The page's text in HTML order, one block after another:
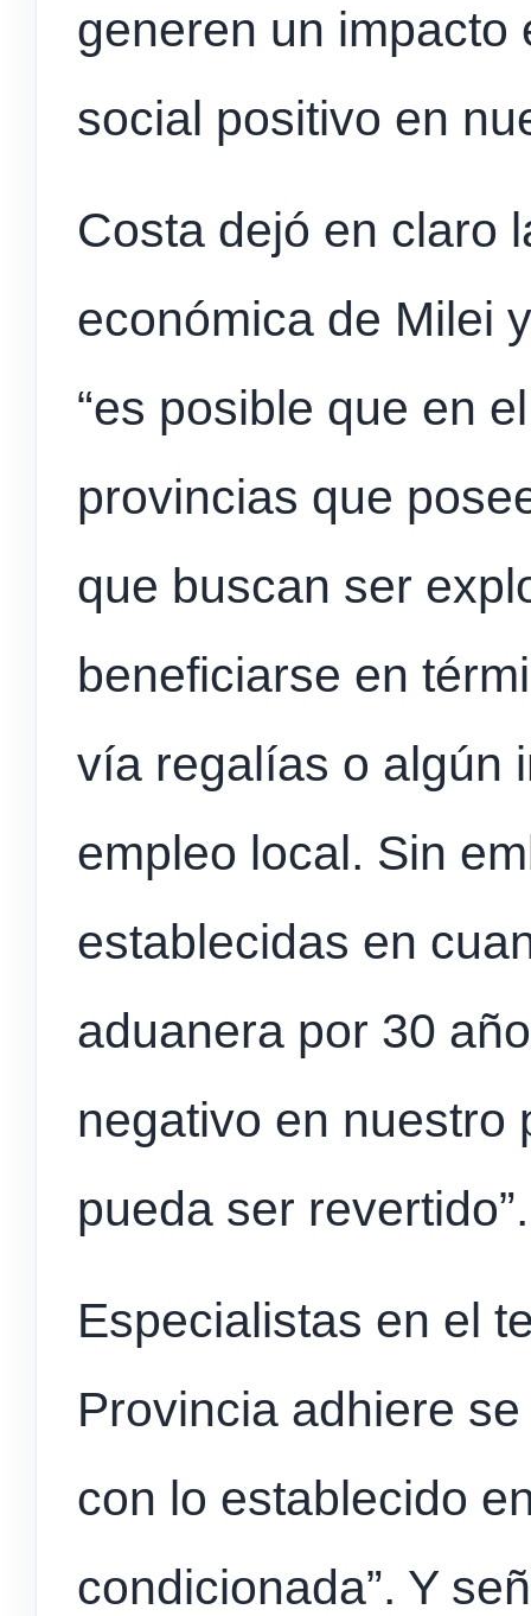
generen un impacto
social positivo en
Costa dejó en claro
económica de Milei
“es posible que en
provincias que
que buscan ser
beneficiarse en
vía regalías o algún
empleo local. Sin
establecidas en
aduanera por 30
negativo en nuestro
pueda ser
Especialistas en el
Provincia adhiere
con lo establecido
condicionada”. Y